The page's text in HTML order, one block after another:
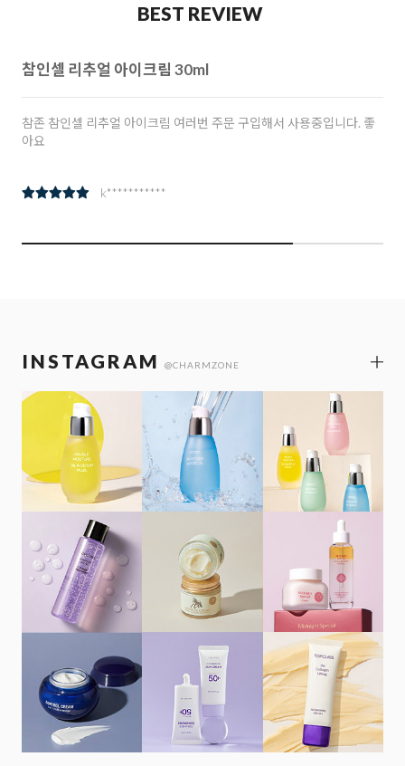
BEST REVIEW
참인셀 리추얼 아이크림 30ml
참존 참인셀 리추얼 아이크림 여러번 주문 구입해서 사용중입니다. 좋
아요
k***********
INSTAGRAM @CHARMZONE